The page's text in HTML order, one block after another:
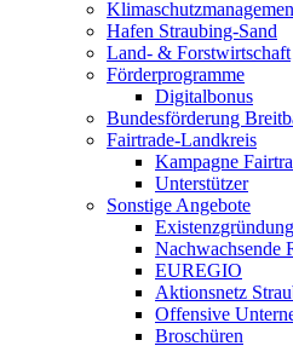
Hafen Straubing-Sand
Land- & Forstwirtschaft
Förderprogramme
Digitalbonus
Bundesförderung
Fairtrade-Landkreis
Kampagne
Unterstützer
Sonstige Angebote
Existenzgründung
Nachwachsende
EUREGIO
Aktionsnetz
Offensive
Broschüren